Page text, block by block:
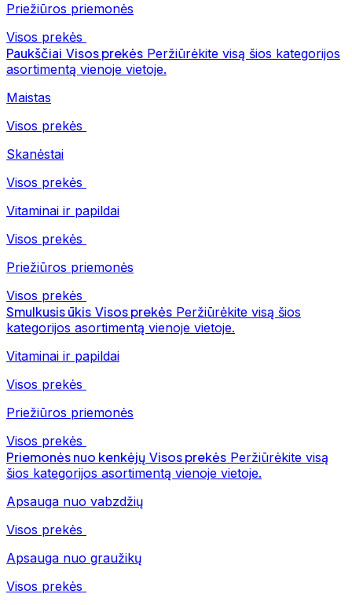
Priežiūros priemonės
Visos prekės
Paukščiai Visos prekės Peržiūrėkite visą šios kategorijos
asortimentą vienoje vietoje.
Maistas
Visos prekės
Skanėstai
Visos prekės
Vitaminai ir papildai
Visos prekės
Priežiūros priemonės
Visos prekės
Smulkusis ūkis Visos prekės Peržiūrėkite visą šios
kategorijos asortimentą vienoje vietoje.
Vitaminai ir papildai
Visos prekės
Priežiūros priemonės
Visos prekės
Priemonės nuo kenkėjų Visos prekės Peržiūrėkite visą
šios kategorijos asortimentą vienoje vietoje.
Apsauga nuo vabzdžių
Visos prekės
Apsauga nuo graužikų
Visos prekės